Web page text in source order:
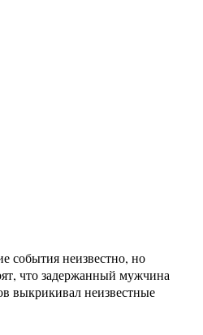
события неизвестно, но
что задержанный мужчина
выкрикивал неизвестные